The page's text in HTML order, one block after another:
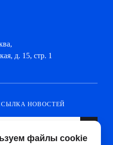
д. 15, стр. 1
НОВОСТЕЙ
файлы cookie